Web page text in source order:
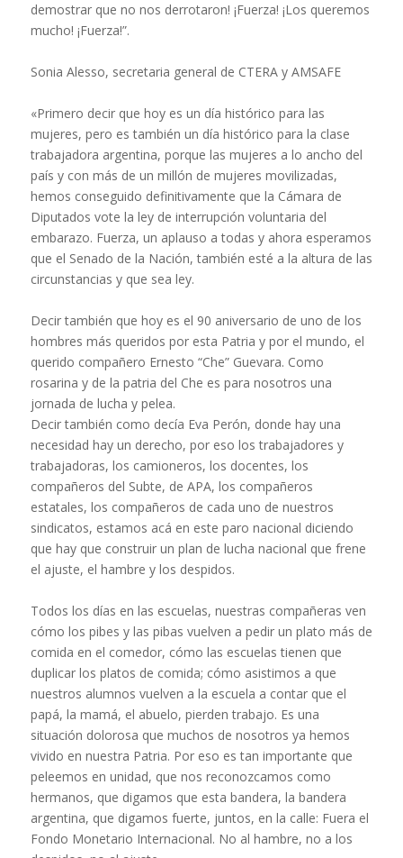
demostrar que no nos derrotaron! ¡Fuerza! ¡Los queremos
mucho! ¡Fuerza!”.
Sonia Alesso, secretaria general de CTERA y AMSAFE
«Primero decir que hoy es un día histórico para las
mujeres, pero es también un día histórico para la clase
trabajadora argentina, porque las mujeres a lo ancho del
país y con más de un millón de mujeres movilizadas,
hemos conseguido definitivamente que la Cámara de
Diputados vote la ley de interrupción voluntaria del
embarazo. Fuerza, un aplauso a todas y ahora esperamos
que el Senado de la Nación, también esté a la altura de las
circunstancias y que sea ley.
Decir también que hoy es el 90 aniversario de uno de los
hombres más queridos por esta Patria y por el mundo, el
querido compañero Ernesto “Che” Guevara. Como
rosarina y de la patria del Che es para nosotros una
jornada de lucha y pelea.
Decir también como decía Eva Perón, donde hay una
necesidad hay un derecho, por eso los trabajadores y
trabajadoras, los camioneros, los docentes, los
compañeros del Subte, de APA, los compañeros
estatales, los compañeros de cada uno de nuestros
sindicatos, estamos acá en este paro nacional diciendo
que hay que construir un plan de lucha nacional que frene
el ajuste, el hambre y los despidos.
Todos los días en las escuelas, nuestras compañeras ven
cómo los pibes y las pibas vuelven a pedir un plato más de
comida en el comedor, cómo las escuelas tienen que
duplicar los platos de comida; cómo asistimos a que
nuestros alumnos vuelven a la escuela a contar que el
papá, la mamá, el abuelo, pierden trabajo. Es una
situación dolorosa que muchos de nosotros ya hemos
vivido en nuestra Patria. Por eso es tan importante que
peleemos en unidad, que nos reconozcamos como
hermanos, que digamos que esta bandera, la bandera
argentina, que digamos fuerte, juntos, en la calle: Fuera el
Fondo Monetario Internacional. No al hambre, no a los